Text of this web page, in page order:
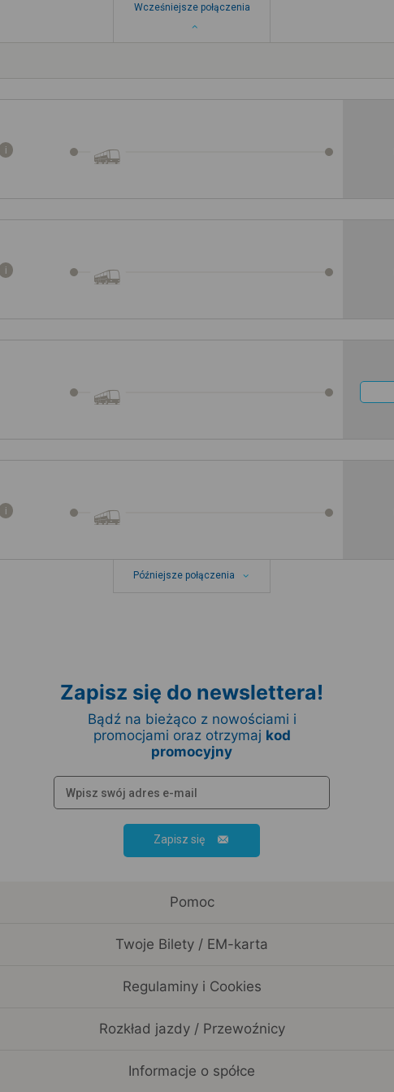
Wcześniejsze połączenia
Późniejsze połączenia
Zapisz się do newslettera!
Bądź na bieżąco z nowościami i
promocjami oraz otrzymaj kod
promocyjny
Zapisz się
Pomoc
Twoje Bilety / EM-karta
Regulaminy i Cookies
Rozkład jazdy / Przewoźnicy
Informacje o spółce